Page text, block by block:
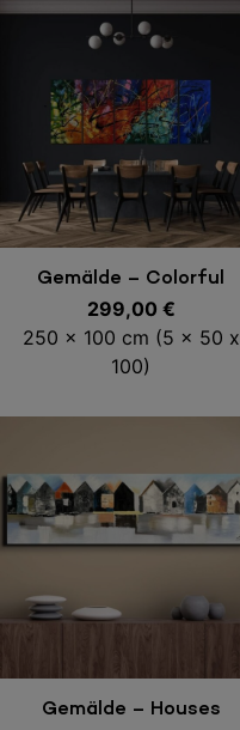
In den Warenkorb
Gemälde – Colorful
Explotion
299,00 €
250 x 100 cm (5 x 50 x
100)
In den Warenkorb
Gemälde – Houses